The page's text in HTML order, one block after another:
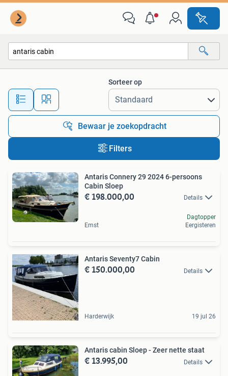
Alle afstanden…
Sorteer op
Bewaar je zoekopdracht
Filters
Antaris Connery 29 2024 6-persoons
Cabin Sloep
€ 198.000,00 Details
Emst
Dagtopper
Eergisteren
Antaris Seventy7 Cabin
€ 150.000,00 Details
Harderwijk 19 jul 26
Antaris cabin Sloep - Zeer nette staat
€ 13.995,00 Details